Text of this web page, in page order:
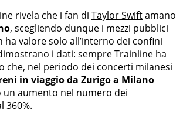
rivela che i fan di Taylor Swiftamano
, scegliendo dunque i mezzi pubblici
ha valore solo all’interno dei confini
i dati: sempre Trainline ha
che, nel periodo dei concerti milanesi
in viaggio da Zurigo a Milano
aumento nel numero dei
360%.